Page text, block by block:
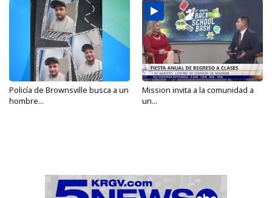
Policía de Brownsville busca a un
hombre...
Mission invita a la comunidad a
un...